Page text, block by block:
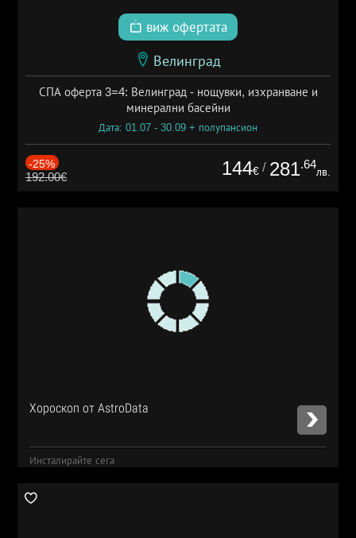
виж офертата
Велинград
СПА оферта 3=4: Велинград - нощувки, изхранване и
минерални басейни
Дата: 01.07 - 30.09 + полупансион
-25%
192.00€ 144€ / 281.64
лв.
Хороскоп от AstroData
Инсталирайте сега